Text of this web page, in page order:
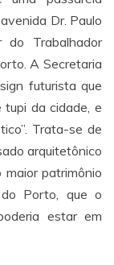
Dr. Paulo
Trabalhador
A Secretaria
futurista que
tupi da cidade, e
Trata-se de
arquitetônico
patrimônio
Porto, que o
estar em